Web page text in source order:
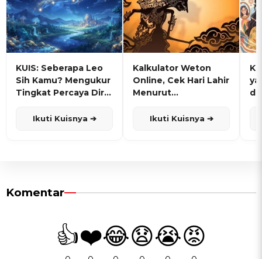
KUIS: Seberapa Leo
Sih Kamu? Mengukur
Tingkat Percaya Diri
Ikuti Kuisnya ➔
Kalkulator Weton
Online, Cek Hari Lahir
Menurut
Ikuti Kuisnya ➔
Komentar
👍❤️😂😧😭😡